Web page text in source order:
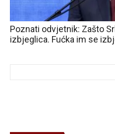
Poznati odvjetnik: Zašto
izbjeglica. Fućka im se